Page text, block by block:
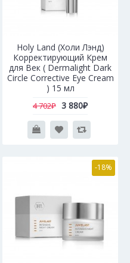
Holy Land (Холи Лэнд)
Корректирующий Крем
для Век ( Dermalight Dark
Circle Corrective Eye Cream
) 15 мл
4 702₽ 3 880₽
-18%